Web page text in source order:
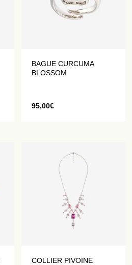
BAGUE CURCUMA
BLOSSOM
95,00€
COLLIER PIVOINE